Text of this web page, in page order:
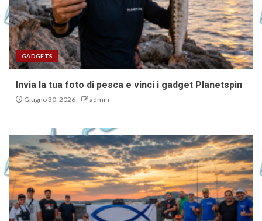
GADGETS
Invia la tua foto di pesca e vinci i gadget Planetspin
Giugno 30, 2026 admin